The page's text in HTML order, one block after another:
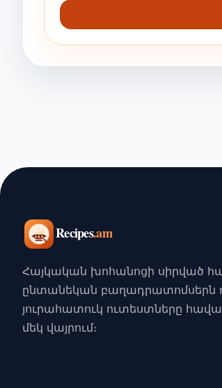
Հայկական խոհանոցի սիրված
ընտանեկան բաղադրատոմսերն
յուրահատուկ ուտեստները
մեկ վայրում։